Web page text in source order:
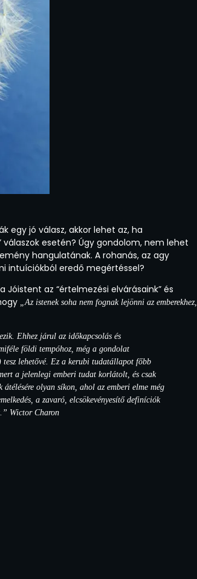
egy jó válasz, akkor lehet az, ha
esetén? Úgy gondolom, nem lehet
hangulatának. A rohanás, az agy
intuíciókból eredő megértéssel?
az “értelmezési elvárásaink” és
„Az istenek soha nem fognak lejönni az emberekhez,
Ehhez járul az időkapcsolás és
földi tempóhoz, még a gondolat
tesz lehetővé. Ez a kerubi tudatállapot főbb
a jelenlegi emberi tudat korlátolt, és csak
átélésére olyan síkon, ahol az emberi elme még
a zavaró, elcsökevényesítő definíciók
Wictor Charon